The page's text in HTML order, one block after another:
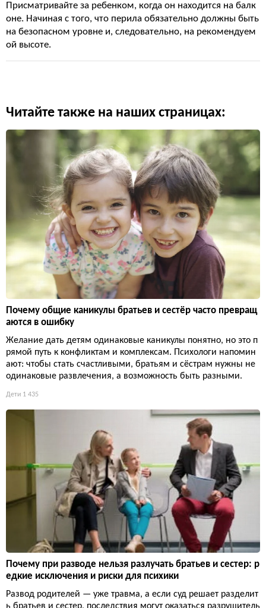
Присматривайте за ребенком, когда он находится на балк
оне. Начиная с того, что перила обязательно должны быть
на безопасном уровне и, следовательно, на рекомендуем
ой высоте.
Читайте также на наших страницах:
Почему общие каникулы братьев и сестёр часто превращ
аются в ошибку
Желание дать детям одинаковые каникулы понятно, но это п
рямой путь к конфликтам и комплексам. Психологи напомин
ают: чтобы стать счастливыми, братьям и сёстрам нужны не
одинаковые развлечения, а возможность быть разными.
Дети 1 435
Почему при разводе нельзя разлучать братьев и сестер: р
едкие исключения и риски для психики
Развод родителей — уже травма, а если суд решает разделит